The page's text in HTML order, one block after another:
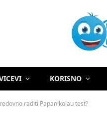
KORISNO
raditi Papanikolau test?